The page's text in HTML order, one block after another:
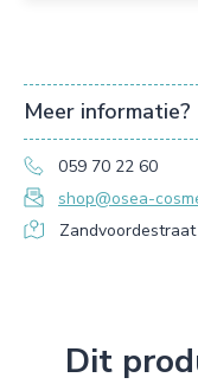
Meer informatie?
059 70 22 60
shop@osea-
Dit